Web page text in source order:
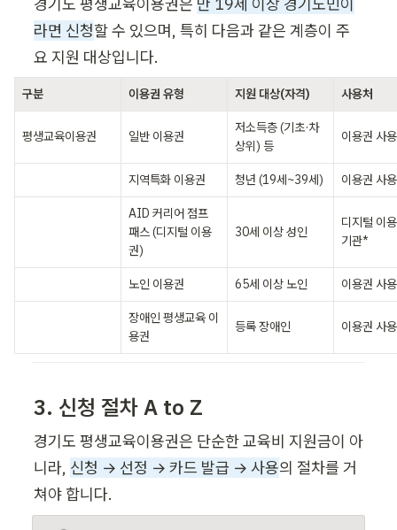
라면 신청할 수 있으며, 특히 다음과 같은 계층이 주
요 지원 대상입니다.
구분 이용권 유형 지원 대상(자격) 사용처
평생교육이용권 일반 이용권
저소득층 (기초·차
상위) 등
이용권 사
지역특화 이용권 청년 (19세~39세) 이용권 사
AID 커리어 점프
패스 (디지털 이용
권)
30세 이상 성인
디지털 이
기관*
노인 이용권 65세 이상 노인 이용권 사
장애인 평생교육 이
용권
등록 장애인 이용권 사
3. 신청 절차 A to Z
경기도 평생교육이용권은 단순한 교육비 지원금이 아
니라, 신청 → 선정 → 카드 발급 → 사용의 절차를 거
쳐야 합니다.